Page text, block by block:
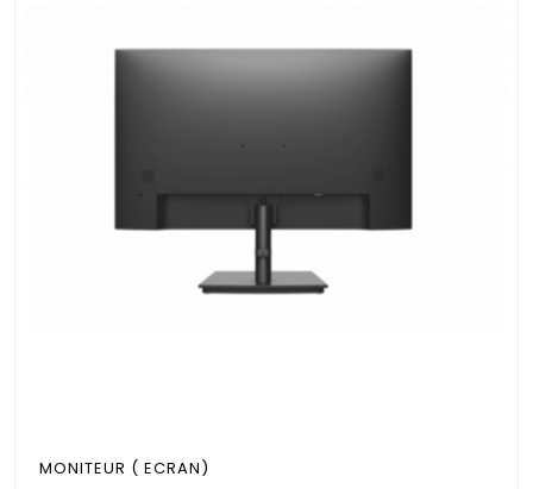
MONITEUR ( ECRAN)